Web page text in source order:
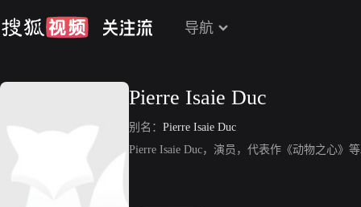
导航
Pierre Isaie Duc
别名： Pierre Isaie Duc
Pierre Isaie Duc，演员，代表作《动物之心》